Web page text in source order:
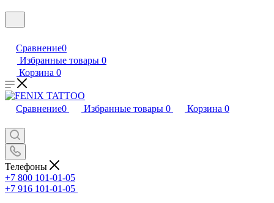
Сравнение0
Избранные товары 0
Корзина 0
Сравнение0 Избранные товары 0 Корзина 0
Телефоны
+7 800 101-01-05
+7 916 101-01-05